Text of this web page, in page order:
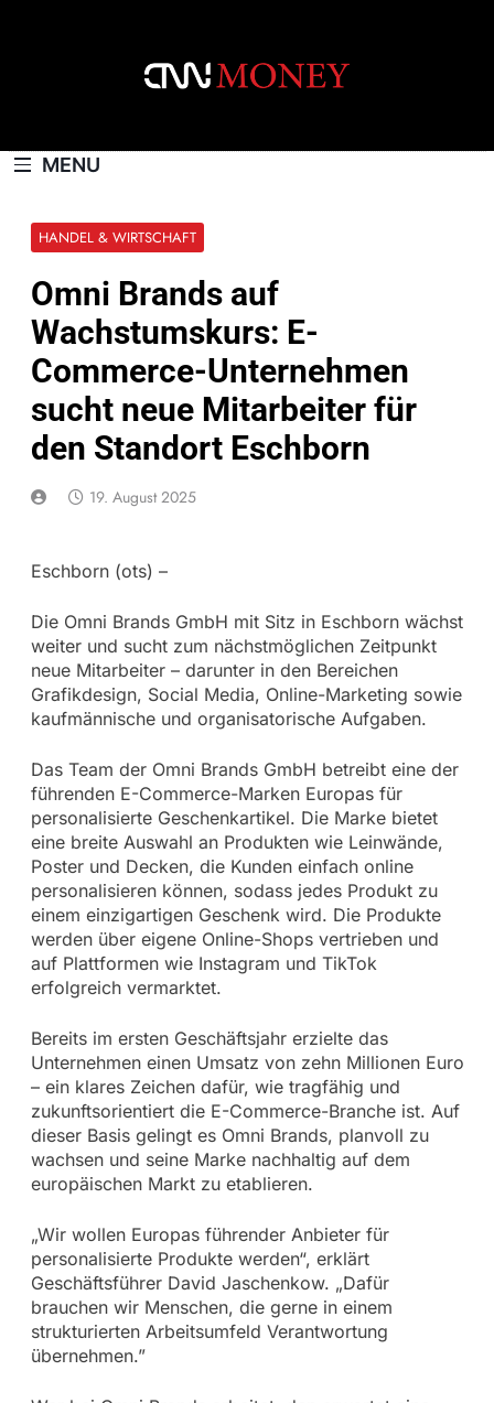
MENU
HANDEL & WIRTSCHAFT
Omni Brands auf
Wachstumskurs: E-
Commerce-Unternehmen
sucht neue Mitarbeiter für
den Standort Eschborn
19. August 2025
Eschborn (ots) –
Die Omni Brands GmbH mit Sitz in Eschborn wächst
weiter und sucht zum nächstmöglichen Zeitpunkt
neue Mitarbeiter – darunter in den Bereichen
Grafikdesign, Social Media, Online-Marketing sowie
kaufmännische und organisatorische Aufgaben.
Das Team der Omni Brands GmbH betreibt eine der
führenden E-Commerce-Marken Europas für
personalisierte Geschenkartikel. Die Marke bietet
eine breite Auswahl an Produkten wie Leinwände,
Poster und Decken, die Kunden einfach online
personalisieren können, sodass jedes Produkt zu
einem einzigartigen Geschenk wird. Die Produkte
werden über eigene Online-Shops vertrieben und
auf Plattformen wie Instagram und TikTok
erfolgreich vermarktet.
Bereits im ersten Geschäftsjahr erzielte das
Unternehmen einen Umsatz von zehn Millionen Euro
– ein klares Zeichen dafür, wie tragfähig und
zukunftsorientiert die E-Commerce-Branche ist. Auf
dieser Basis gelingt es Omni Brands, planvoll zu
wachsen und seine Marke nachhaltig auf dem
europäischen Markt zu etablieren.
„Wir wollen Europas führender Anbieter für
personalisierte Produkte werden“, erklärt
Geschäftsführer David Jaschenkow. „Dafür
brauchen wir Menschen, die gerne in einem
strukturierten Arbeitsumfeld Verantwortung
übernehmen.”